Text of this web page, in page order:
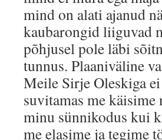
mind on alati ajanud
kaubarongid liiguvad
põhjusel pole läbi
tunnus. Plaaniväline
Meile Sirje Oleskiga
suvitamas me
minu sünnikodus kui
me elasime ja tegime